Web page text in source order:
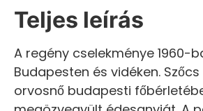
Teljes leírás
A regény cselekménye 1960-
Budapesten és vidéken.
orvosnő budapesti